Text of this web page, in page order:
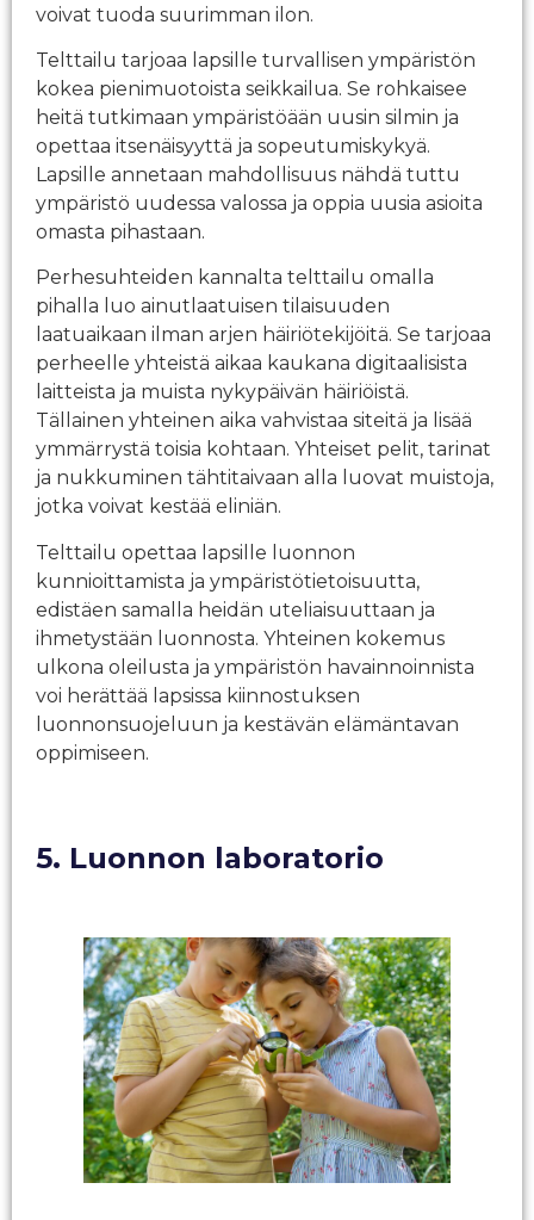
voivat tuoda suurimman ilon.
Telttailu tarjoaa lapsille turvallisen ympäristön
kokea pienimuotoista seikkailua. Se rohkaisee
heitä tutkimaan ympäristöään uusin silmin ja
opettaa itsenäisyyttä ja sopeutumiskykyä.
Lapsille annetaan mahdollisuus nähdä tuttu
ympäristö uudessa valossa ja oppia uusia asioita
omasta pihastaan.
Perhesuhteiden kannalta telttailu omalla
pihalla luo ainutlaatuisen tilaisuuden
laatuaikaan ilman arjen häiriötekijöitä. Se tarjoaa
perheelle yhteistä aikaa kaukana digitaalisista
laitteista ja muista nykypäivän häiriöistä.
Tällainen yhteinen aika vahvistaa siteitä ja lisää
ymmärrystä toisia kohtaan. Yhteiset pelit, tarinat
ja nukkuminen tähtitaivaan alla luovat muistoja,
jotka voivat kestää eliniän.
Telttailu opettaa lapsille luonnon
kunnioittamista ja ympäristötietoisuutta,
edistäen samalla heidän uteliaisuuttaan ja
ihmetystään luonnosta. Yhteinen kokemus
ulkona oleilusta ja ympäristön havainnoinnista
voi herättää lapsissa kiinnostuksen
luonnonsuojeluun ja kestävän elämäntavan
oppimiseen.
5. Luonnon laboratorio